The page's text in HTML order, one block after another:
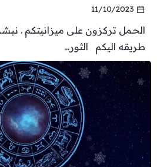
11/10/2023
الحمل تركزون على ميزانيتكم .
طريقه اليكم الثور...